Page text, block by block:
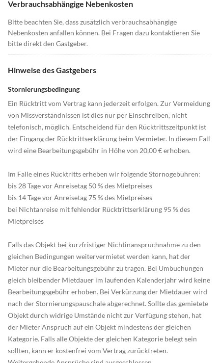
Verbrauchsabhängige Nebenkosten
Bitte beachten Sie, dass zusätzlich verbrauchsabhängige
Nebenkosten anfallen können. Bei Fragen dazu kontaktieren Sie
bitte direkt den Gastgeber.
Hinweise des Gastgebers
Stornierungsbedingung
Ein Rücktritt vom Vertrag kann jederzeit erfolgen. Zur Vermeidung
von Missverständnissen ist dies nur per Einschreiben, nicht
telefonisch, möglich. Entscheidend für den Rücktrittszeitpunkt ist
der Eingang der Rücktrittserklärung beim Vermieter. In diesem Fall
wird eine Bearbeitungsgebühr in Höhe von 20,00 € erhoben.
Im Falle eines Rücktritts erheben wir folgende Stornogebühren:
bis 28 Tage vor Anreisetag 50 % des Mietpreises
bis 14 Tage vor Anreisetag 75 % des Mietpreises
bei Nichtanreise mit fehlender Rücktrittserklärung 95 % des
Mietpreises
Falls das Objekt bei kurzfristiger Nichtinanspruchnahme zu den
gleichen Bedingungen weitervermietet werden kann, hat der
Mieter nur die Bearbeitungsgebühr zu tragen. Bei Umbuchungen
gleich bleibender Mietdauer im laufenden Kalenderjahr wird keine
Bearbeitungsgebühr erhoben. Bei Verkürzung der Mietdauer wird
nach der Stornierungspauschale abgerechnet. Sollte das gemietete
Objekt durch widrige Umstände nicht zur Verfügung stehen, hat
der Mieter Anspruch auf ein Objekt mindestens der gleichen
Kategorie. Falls alle Objekte der gleichen Kategorie belegt sein
sollten, kann er kostenfrei vom Vertrag zurücktreten.